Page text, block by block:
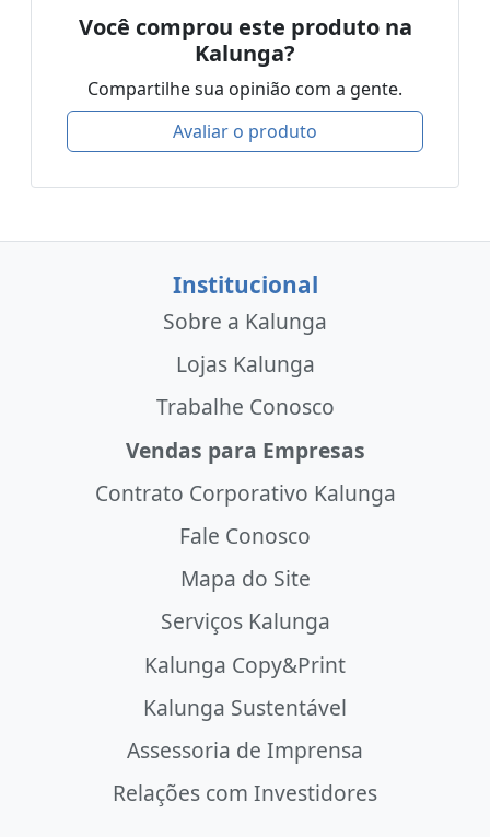
Você comprou este produto na
Kalunga?
Compartilhe sua opinião com a gente.
Avaliar o produto
Institucional
Sobre a Kalunga
Lojas Kalunga
Trabalhe Conosco
Vendas para Empresas
Contrato Corporativo Kalunga
Fale Conosco
Mapa do Site
Serviços Kalunga
Kalunga Copy&Print
Kalunga Sustentável
Assessoria de Imprensa
Relações com Investidores